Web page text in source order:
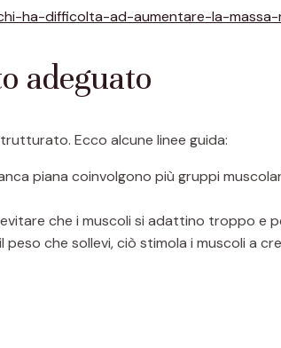
ha-difficolta-ad-aumentare-la-
adeguato
Ecco alcune linee guida:
piana coinvolgono più gruppi
che i muscoli si adattino troppo e
che sollevi, ciò stimola i muscoli a